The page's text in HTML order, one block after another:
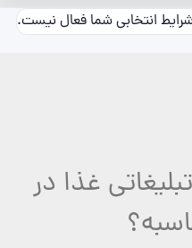
انتخابی شما فعال نیست.
غذا در